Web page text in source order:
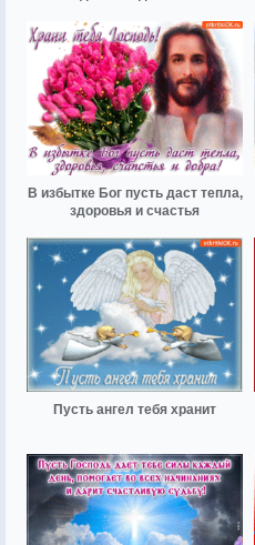
В избытке Бог пусть даст тепла,
здоровья и счастья
Пусть ангел тебя хранит